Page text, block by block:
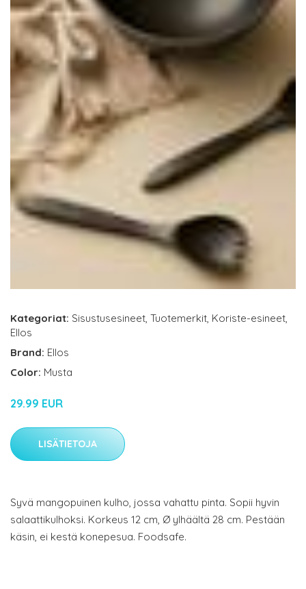
Kategoriat: Sisustusesineet, Tuotemerkit, Koriste-esineet,
Ellos
Brand: Ellos
Color: Musta
29.99 EUR
LISÄTIETOJA
Syvä mangopuinen kulho, jossa vahattu pinta. Sopii hyvin
salaattikulhoksi. Korkeus 12 cm, Ø ylhäältä 28 cm. Pestään
käsin, ei kestä konepesua. Foodsafe.